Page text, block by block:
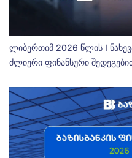
ლიბერთიმ 2026 წლის I
ძლიერი ფინანსური